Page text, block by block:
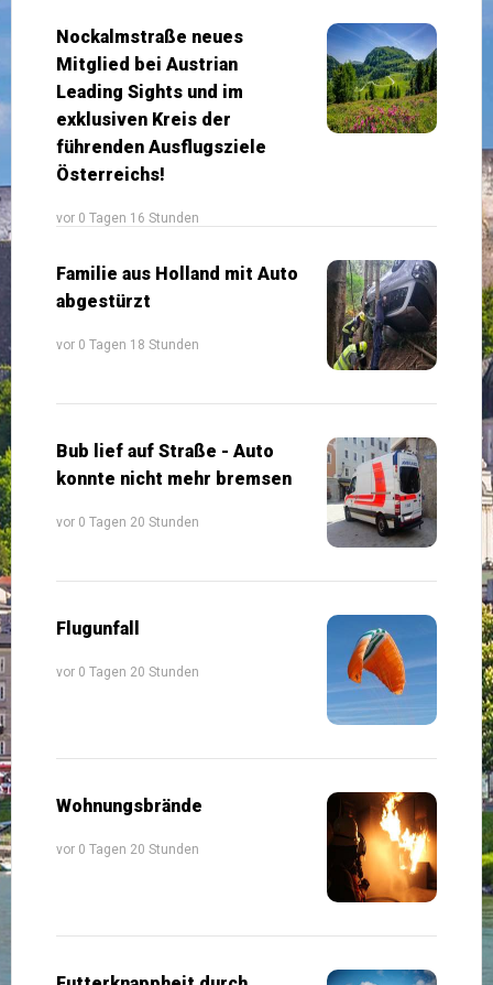
Nockalmstraße neues
Mitglied bei Austrian
Leading Sights und im
exklusiven Kreis der
führenden Ausflugsziele
Österreichs!
vor 0 Tagen 16 Stunden
Familie aus Holland mit Auto
abgestürzt
vor 0 Tagen 18 Stunden
Bub lief auf Straße - Auto
konnte nicht mehr bremsen
vor 0 Tagen 20 Stunden
Flugunfall
vor 0 Tagen 20 Stunden
Wohnungsbrände
vor 0 Tagen 20 Stunden